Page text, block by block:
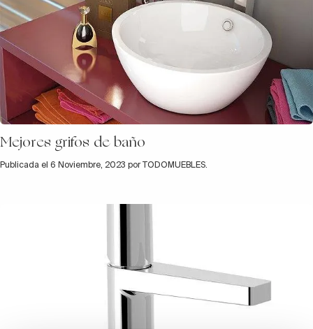
Mejores grifos de baño
Publicada el 6 Noviembre, 2023 por TODOMUEBLES.